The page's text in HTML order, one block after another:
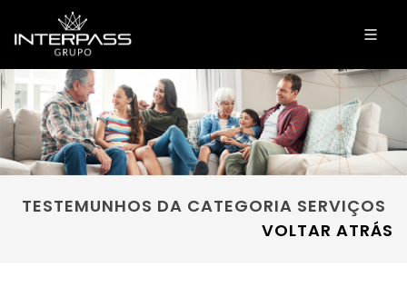
TESTEMUNHOS DA CATEGORIA SERVIÇOS
VOLTAR ATRÁS